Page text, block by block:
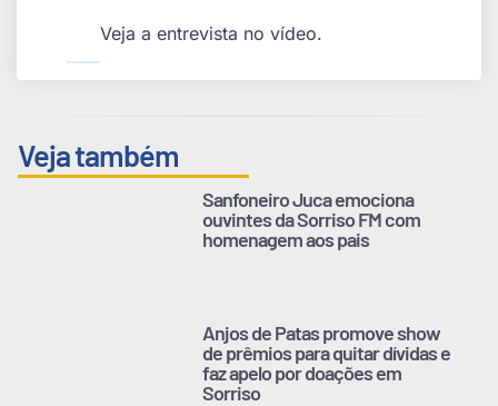
Veja a entrevista no vídeo.
Veja também
Sanfoneiro Juca emociona
ouvintes da Sorriso FM com
homenagem aos pais
Anjos de Patas promove show
de prêmios para quitar dívidas e
faz apelo por doações em
Sorriso